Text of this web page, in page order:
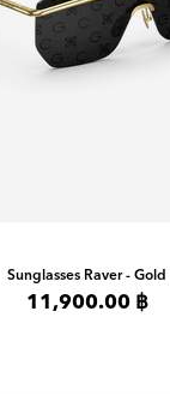
Sunglasses Raver - Gold
11,900.00 ฿